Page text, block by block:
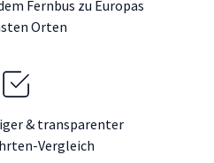
Fernbus zu Europas
Orten
& transparenter
Vergleich